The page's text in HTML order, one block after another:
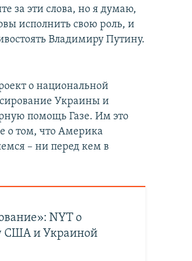
за эти слова, но я думаю,
исполнить свою роль, и
Владимиру Путину.
о национальной
Украины и
помощь Газе. Им это
о том, что Америка
– ни перед кем в
NYT о
США и Украиной